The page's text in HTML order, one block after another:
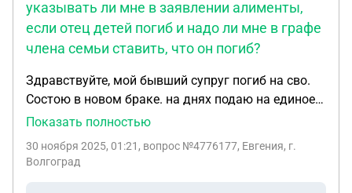
путем обмана, сказав о том, что там нету
процентов, и долг он закроет сам, но когда
пришло время отдавать займ у нас произошел
обвинил меня в этом всем, на что я
посоветовавшись с родителями переехала
обратно к себе, он в свою очередь игнорирует мои
сооьщения, а родственники так же обвиняют
меня, говоря о том, что он не собирается
указывать ли мне в заявлении алименты,
если отец детей погиб и надо ли мне в графе
члена семьи ставить, что он погиб?
Здравствуйте, мой бывший супруг погиб на сво.
Состою в новом браке. на днях подаю на единое
пособие на детей, указывать ли мне в заявлении
графе члена семьи ставить, что он погиб?
Показать полностью
30 ноября 2025, 01:21 , вопрос №4776177, Евгения, г.
Волгоград